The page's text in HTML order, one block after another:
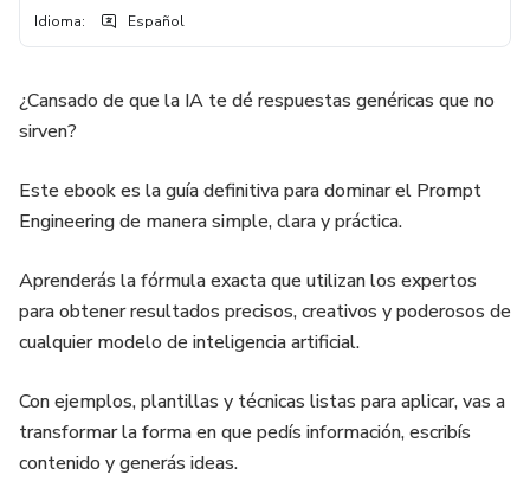
Idioma: Español
¿Cansado de que la IA te dé respuestas genéricas que no
sirven?
Este ebook es la guía definitiva para dominar el Prompt
Engineering de manera simple, clara y práctica.
Aprenderás la fórmula exacta que utilizan los expertos
para obtener resultados precisos, creativos y poderosos de
cualquier modelo de inteligencia artificial.
Con ejemplos, plantillas y técnicas listas para aplicar, vas a
transformar la forma en que pedís información, escribís
contenido y generás ideas.